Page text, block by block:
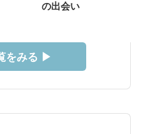
の出会い
をみる ▶︎